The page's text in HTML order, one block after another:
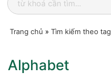
Trang chủ » Tìm kiếm theo tag
Alphabet